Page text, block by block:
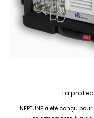
La
NEPTUNE a été conçu